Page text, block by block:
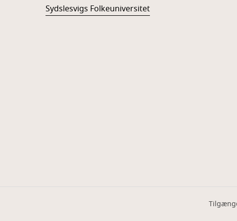
Sydslesvigs Folkeuniversitet